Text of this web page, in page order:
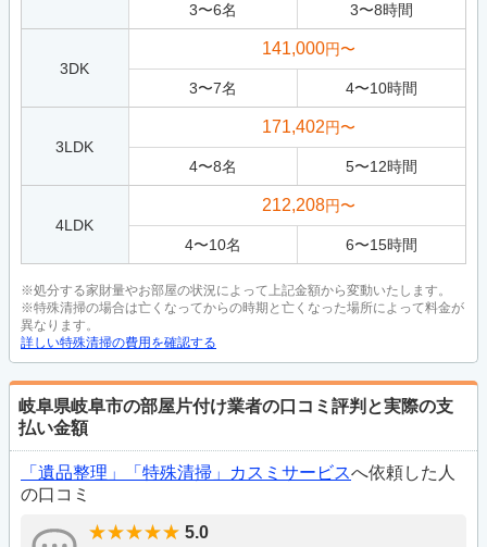
3〜6名 3〜8時間
3DK
141,000円〜
3〜7名 4〜10時間
3LDK
171,402円〜
4〜8名 5〜12時間
4LDK
212,208円〜
4〜10名 6〜15時間
※処分する家財量やお部屋の状況によって上記金額から変動いたします。
※特殊清掃の場合は亡くなってからの時期と亡くなった場所によって料金が
異なります。
詳しい特殊清掃の費用を確認する
岐阜県岐阜市の部屋片付け業者の口コミ評判と実際の支
払い金額
「遺品整理」「特殊清掃」カスミサービスへ依頼した人
の口コミ
5.0